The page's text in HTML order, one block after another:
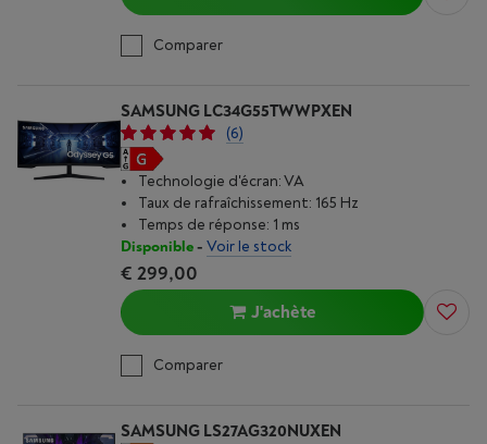
Comparer
SAMSUNG LC34G55TWWPXEN
(6)
Technologie d'écran: VA
Taux de rafraîchissement: 165 Hz
Temps de réponse: 1 ms
Disponible- Voir le stock
€ 299,00
J'achète
Comparer
SAMSUNG LS27AG320NUXEN